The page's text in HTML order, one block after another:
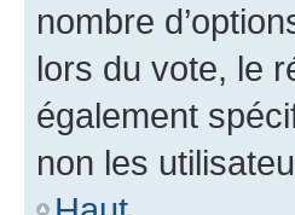
nombre
lors du vote, le
également
non les